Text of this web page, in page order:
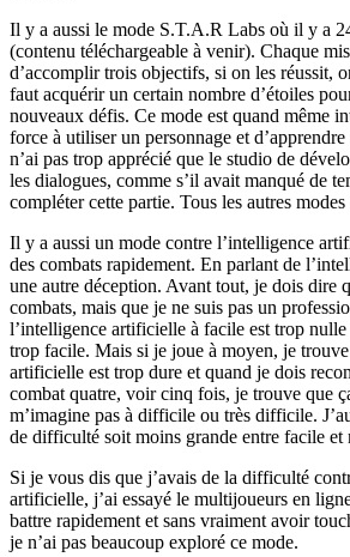
Il y a aussi le mode S.T.A.R Labs où il y a
(contenu téléchargeable à venir). Chaque
d’accomplir trois objectifs, si on les réussit,
faut acquérir un certain nombre d’étoiles
nouveaux défis. Ce mode est quand même
force à utiliser un personnage et d’apprendre
n’ai pas trop apprécié que le studio de
les dialogues, comme s’il avait manqué de
compléter cette partie. Tous les autres
Il y a aussi un mode contre l’intelligence
des combats rapidement. En parlant de
une autre déception. Avant tout, je dois dire
combats, mais que je ne suis pas un
l’intelligence artificielle à facile est trop nulle
trop facile. Mais si je joue à moyen, je
artificielle est trop dure et quand je dois
combat quatre, voir cinq fois, je trouve que
m’imagine pas à difficile ou très difficile.
de difficulté soit moins grande entre facile et
Si je vous dis que j’avais de la difficulté
artificielle, j’ai essayé le multijoueurs en
battre rapidement et sans vraiment avoir
je n’ai pas beaucoup exploré ce mode.